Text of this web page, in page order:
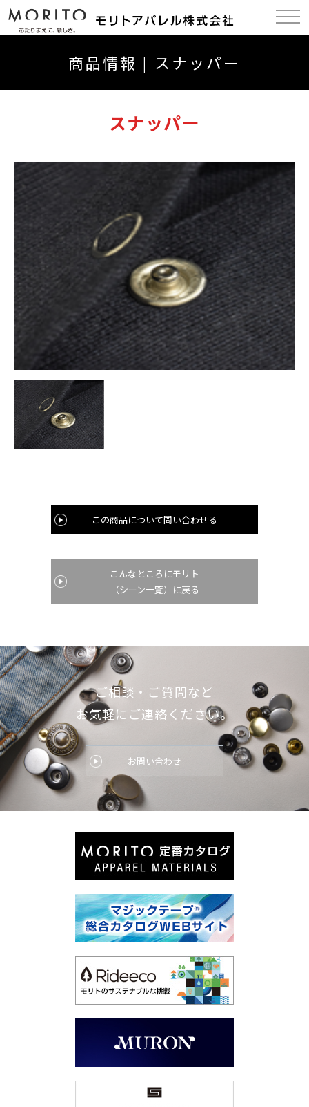
商品情報 | スナッパー
スナッパー
この商品について問い合わせる
こんなところにモリト
（シーン一覧）に戻る
ご相談・ご質問など
お気軽にご連絡ください。
お問い合わせ